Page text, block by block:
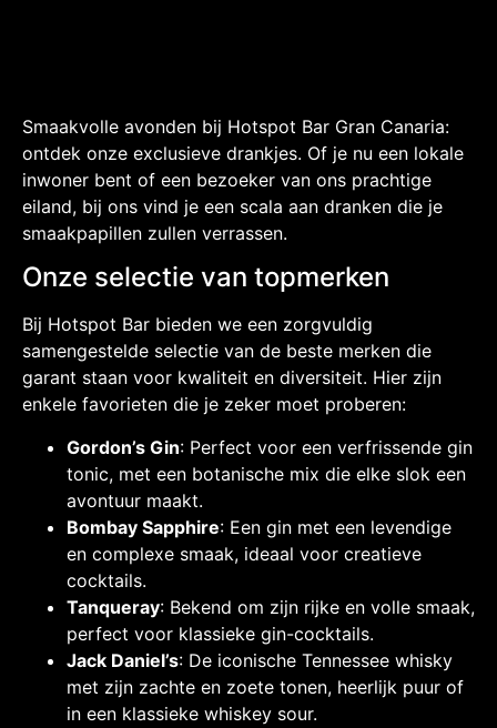
Smaakvolle avonden bij Hotspot Bar Gran Canaria:
ontdek onze exclusieve drankjes. Of je nu een lokale
inwoner bent of een bezoeker van ons prachtige
eiland, bij ons vind je een scala aan dranken die je
smaakpapillen zullen verrassen.
Onze selectie van topmerken
Bij Hotspot Bar bieden we een zorgvuldig
samengestelde selectie van de beste merken die
garant staan voor kwaliteit en diversiteit. Hier zijn
enkele favorieten die je zeker moet proberen:
Gordon’s Gin: Perfect voor een verfrissende gin
tonic, met een botanische mix die elke slok een
avontuur maakt.
Bombay Sapphire: Een gin met een levendige
en complexe smaak, ideaal voor creatieve
cocktails.
Tanqueray: Bekend om zijn rijke en volle smaak,
perfect voor klassieke gin-cocktails.
Jack Daniel’s: De iconische Tennessee whisky
met zijn zachte en zoete tonen, heerlijk puur of
in een klassieke whiskey sour.